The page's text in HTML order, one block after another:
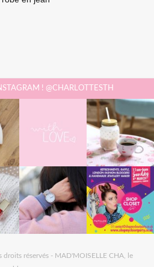
! @CHARLOTTESTH
réservés - MAD'MOISELLE CHA, le